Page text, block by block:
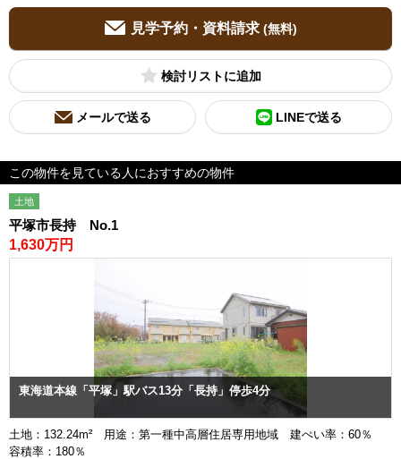
見学予約・資料請求 (無料)
検討リスト
メールで送る LINEで送る
この物件を見ている人におすすめの物件
土地
平塚市長持 No.1
1,630万円
東海道本線「平塚」駅バス13分「長持」停歩4分
土地：132.24m² 用途：第一種中高層住居専用地域 建ぺい率：60％
容積率：180％